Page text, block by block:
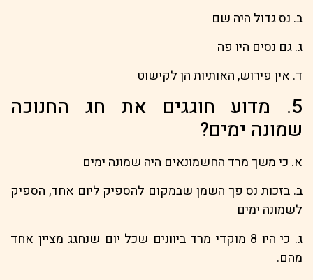
ב. נס גדול היה שם
ג. גם נסים היו פה
ד. אין פירוש, האותיות הן לקישוט
5. מדוע חוגגים את חג החנוכה
שמונה ימים?
א. כי משך מרד החשמונאים היה שמונה ימים
ב. בזכות נס פך השמן שבמקום להספיק ליום אחד, הספיק
לשמונה ימים
ג. כי היו 8 מוקדי מרד ביוונים שכל יום שנחגג מציין אחד
מהם.